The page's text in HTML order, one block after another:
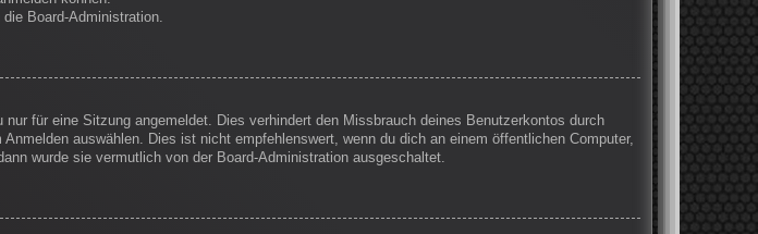
Board-Administration.
für eine Sitzung angemeldet. Dies verhindert den Missbrauch deines Benutzerkontos durch
auswählen. Dies ist nicht empfehlenswert, wenn du dich an einem öffentlichen Computer,
wurde sie vermutlich von der Board-Administration ausgeschaltet.